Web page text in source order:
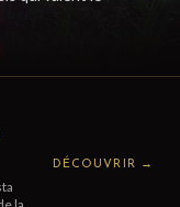
DÉCOUVRIR →